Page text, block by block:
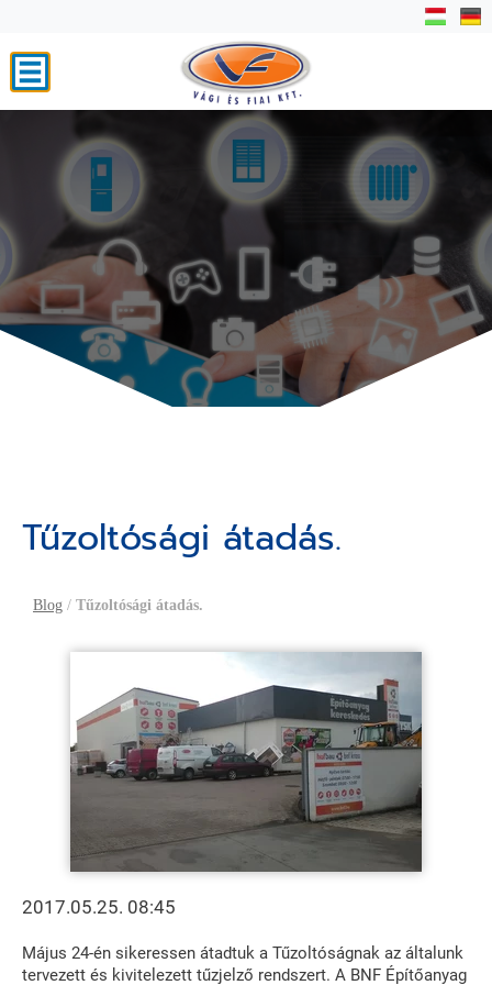
Tűzoltósági átadás.
Blog / Tűzoltósági átadás.
2017.05.25. 08:45
Május 24-én sikeressen átadtuk a Tűzoltóságnak az általunk
tervezett és kivitelezett tűzjelző rendszert. A BNF Építőanyag